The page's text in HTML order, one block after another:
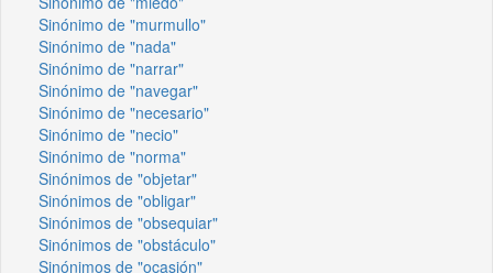
Sinónimo de "murmullo"
Sinónimo de "nada"
Sinónimo de "narrar"
Sinónimo de "navegar"
Sinónimo de "necesario"
Sinónimo de "necio"
Sinónimo de "norma"
Sinónimos de "objetar"
Sinónimos de "obligar"
Sinónimos de "obsequiar"
Sinónimos de "obstáculo"
Sinónimos de "ocasión"